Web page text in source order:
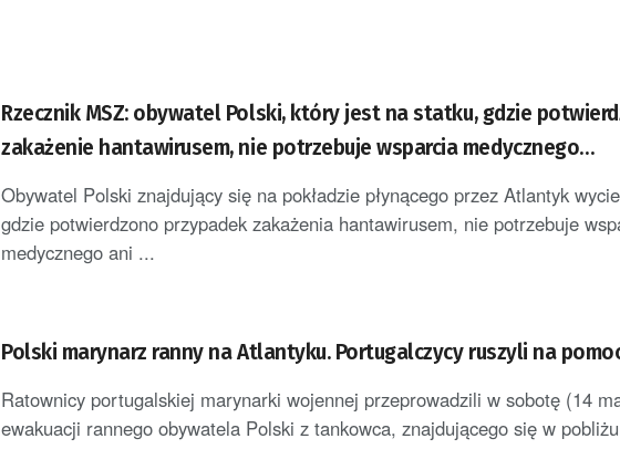
Rzecznik MSZ: obywatel Polski, który jest na statku, gdzie
zakażenie hantawirusem, nie potrzebuje wsparcia medycznego
[AKTUALIZACJA]
Obywatel Polski znajdujący się na pokładzie płynącego przez Atlantyk
gdzie potwierdzono przypadek zakażenia hantawirusem, nie potrzebuje
medycznego ani ...
Polski marynarz ranny na Atlantyku. Portugalczycy ruszyli na
Ratownicy portugalskiej marynarki wojennej przeprowadzili w sobotę (14
ewakuacji rannego obywatela Polski z tankowca, znajdującego się w